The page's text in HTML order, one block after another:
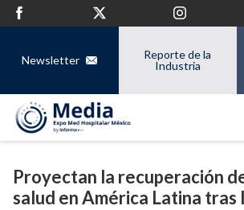
Newsletter
Reporte de la
Industria
Proyectan la recuperación
salud en América Latina tras